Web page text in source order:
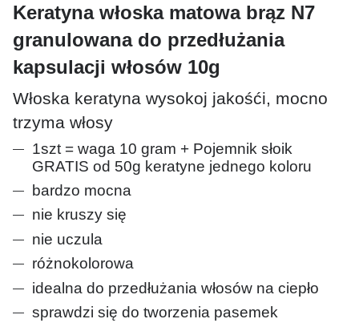
Keratyna włoska matowa brąz N7
granulowana do przedłużania
kapsulacji włosów 10g
Włoska keratyna wysokoj jakośći, mocno
trzyma włosy
1szt = waga 10 gram + Pojemnik słoik
GRATIS od 50g keratyne jednego koloru
bardzo mocna
nie kruszy się
nie uczula
różnokolorowa
idealna do przedłużania włosów na ciepło
sprawdzi się do tworzenia pasemek